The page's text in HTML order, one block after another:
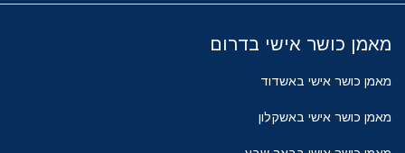
מאמן כושר אישי בדרום
מאמן כושר אישי באשדוד
מאמן כושר אישי באשקלון